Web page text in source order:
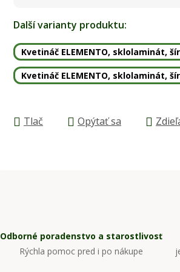
Další varianty produktu:
Kvetináč ELEMENTO, sklolaminát,
Kvetináč ELEMENTO, sklolaminát,
Tlač Opýtať sa
Odborné poradenstvo a starostlivosť
Rýchla pomoc pred i po nákupe